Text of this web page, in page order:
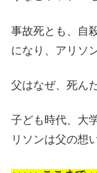
事故死とも、自
になり、アリソ
父はなぜ、死ん
子ども時代、大
リソンは父の想